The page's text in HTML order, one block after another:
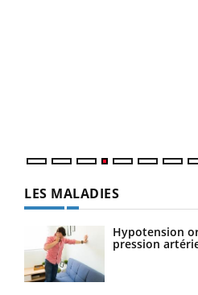
LES MALADIES
Hypotension
pression